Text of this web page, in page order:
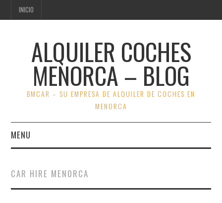
INICIO
ALQUILER COCHES
MENORCA – BLOG
BMCAR – SU EMPRESA DE ALQUILER DE COCHES EN
MENORCA
MENU
VER OFERTAS BMCAR
CAR HIRE MENORCA